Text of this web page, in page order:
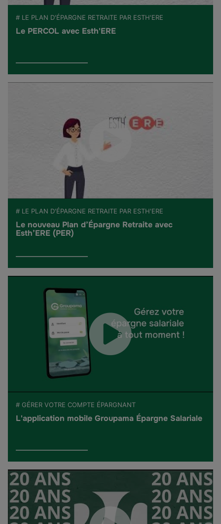
# LE PLAN D'ÉPARGNE RETRAITE PAR ESTH'ERE
Le PERCOL avec Esth'ERE
# LE PLAN D'ÉPARGNE RETRAITE PAR ESTH'ERE
Le nouveau Plan d’Épargne Retraite avec
Esth’ERE (PER)
# GÉRER VOTRE COMPTE ÉPARGNANT
L'application mobile Groupama Épargne Salariale